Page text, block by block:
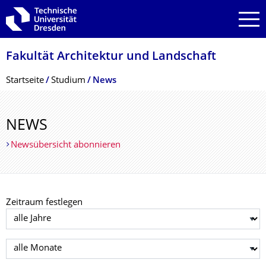
Zur Hauptnavigation springen
Zur Suche springen
Zum Inhalt springen
Fakultät Architektur und Landschaft
Breadcrumb-Menü
Startseite Studium News
NEWS
Newsübersicht abonnieren
Zeitraum festlegen
Jahr auswählen
Monat auswählen